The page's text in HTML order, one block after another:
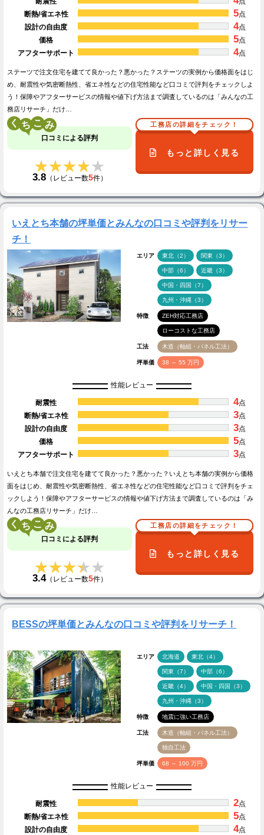
断熱/省エネ性
5点
設計の自由度
4点
価格
5点
アフターサポート
4点
ステーツで注文住宅を建てて良かった？悪かった？ステーツの実例から価格面をはじ
め、耐震性や気密断熱性、省エネ性などの住宅性能など口コミで評判をチェックしよ
う！保障やアフターサービスの情報や値下げ方法まで調査しているのは「みんなの工
務店リサーチ」だけ…
く こ
口コミによる評判
★★★★★
★★★★★
3.8（レビュー数5件）
工務店の詳細をチェック！
もっと詳しく見る
いえとち本舗の坪単価とみんなの口コミや評判をリサー
チ！
エリア 東北（2） 関東（3）
中部（6） 近畿（3）
中国・四国（7）
九州・沖縄（3）
特徴 ZEH対応工務店
ローコストな工務店
工法 木造（軸組・パネル工法）
坪単価 38 ～ 55 万円
性能レビュー
耐震性 4点
断熱/省エネ性
3点
設計の自由度
3点
価格
5点
アフターサポート
3点
いえとち本舗で注文住宅を建てて良かった？悪かった？いえとち本舗の実例から価格
面をはじめ、耐震性や気密断熱性、省エネ性などの住宅性能など口コミで評判をチェ
ックしよう！保障やアフターサービスの情報や値下げ方法まで調査しているのは「み
んなの工務店リサーチ」だけ…
く こ
口コミによる評判
★★★★★
★★★★★
3.4（レビュー数5件）
工務店の詳細をチェック！
もっと詳しく見る
BESSの坪単価とみんなの口コミや評判をリサーチ！
エリア 北海道 東北（4）
関東（7） 中部（6）
近畿（4） 中国・四国（3）
九州・沖縄（3）
特徴 地震に強い工務店
工法 木造（軸組・パネル工法）
独自工法
坪単価 68 ～ 100 万円
性能レビュー
耐震性 2点
断熱/省エネ性
5点
設計の自由度
4点